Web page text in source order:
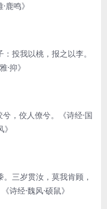
鹿鸣》
投我以桃，报之以李。
·抑》
，佼人僚兮。《诗经·国
三岁贯汝，莫我肯顾，
诗经·魏风·硕鼠》